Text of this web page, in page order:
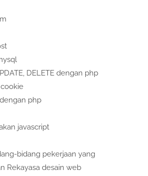
DELETE dengan php
php
javascript
bidang pekerjaan yang
Rekayasa desain web